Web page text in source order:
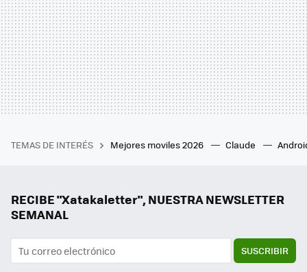
TEMAS DE INTERÉS Mejores moviles 2026 Claude
RECIBE "Xatakaletter", NUESTRA NEWSLETTER
SEMANAL
SUSCRIBIR